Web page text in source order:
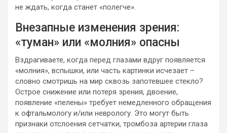
не ждать, когда станет «полегче».
Внезапные изменения зрения:
«туман» или «молния» опасны
Вздрагиваете, когда перед глазами вдруг появляется
«молния», вспышки, или часть картинки исчезает –
словно смотришь на мир сквозь запотевшее стекло?
Острое снижение или потеря зрения, двоение,
появление «пелены» требует немедленного обращения
к офтальмологу и/или неврологу. Это могут быть
признаки отслоения сетчатки, тромбоза артерии глаза